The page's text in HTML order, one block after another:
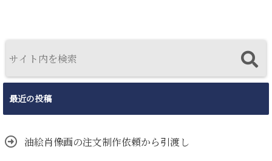
最近の投稿
油絵肖像画の注文制作依頼から引渡し